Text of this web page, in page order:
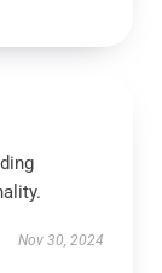
Nov 30, 2024